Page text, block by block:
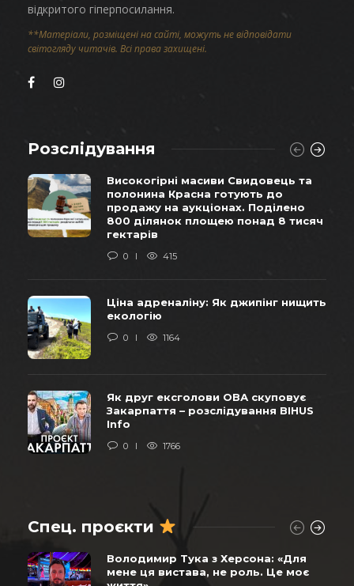
відкритого гіперпосилання.
**Матеріали, розміщені на сайті, можуть не відповідати
світогляду читачів. Всі права захищені.
Розслідування
Високогірні масиви Свидовець та
полонина Красна готують до
продажу на аукціонах. Поділено
800 ділянок площею понад 8 тисяч
гектарів
0 415
Ціна адреналіну: Як джипінг нищить
екологію
0 1164
Як друг ексголови ОВА скуповує
Закарпаття – розслідування BIHUS
Info
0 1766
Спец. проєкти
Володимир Тука з Херсона: «Для
мене ця вистава, не роль. Це моє